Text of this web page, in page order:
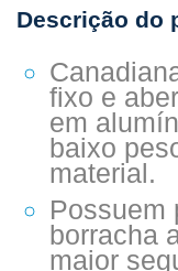
fixo e
em
baixo
material.
Possuem
borracha
maior